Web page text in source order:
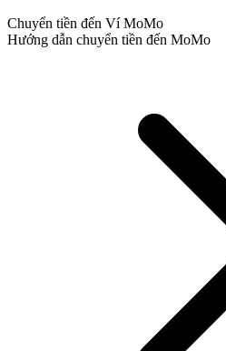
Chuyển tiền đến Ví MoMo
Hướng dẫn chuyển tiền đến MoMo